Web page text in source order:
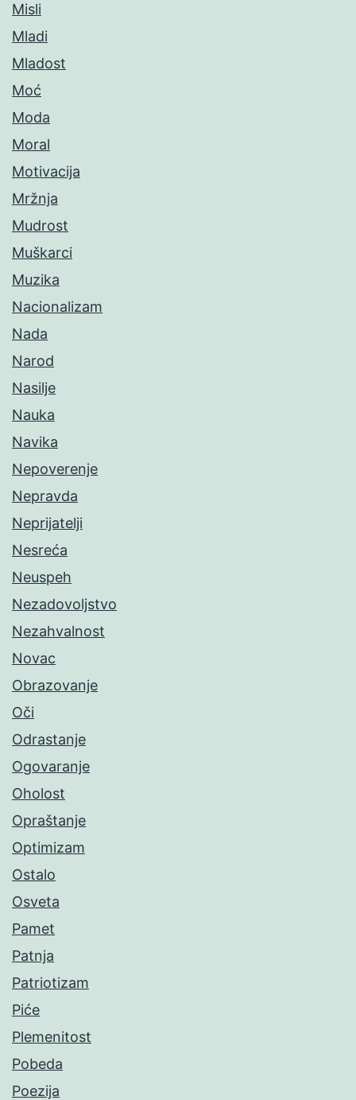
Misli
Mladi
Mladost
Moć
Moda
Moral
Motivacija
Mržnja
Mudrost
Muškarci
Muzika
Nacionalizam
Nada
Narod
Nasilje
Nauka
Navika
Nepoverenje
Nepravda
Neprijatelji
Nesreća
Neuspeh
Nezadovoljstvo
Nezahvalnost
Novac
Obrazovanje
Oči
Odrastanje
Ogovaranje
Oholost
Opraštanje
Optimizam
Ostalo
Osveta
Pamet
Patnja
Patriotizam
Piće
Plemenitost
Pobeda
Poezija